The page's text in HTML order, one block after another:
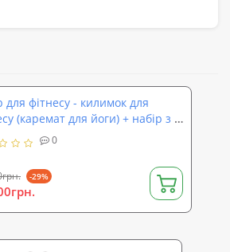
для фітнесу - килимок для
(каремат для йоги) + набір з 5
OSPORT Lite (n-0032)
0
-29%